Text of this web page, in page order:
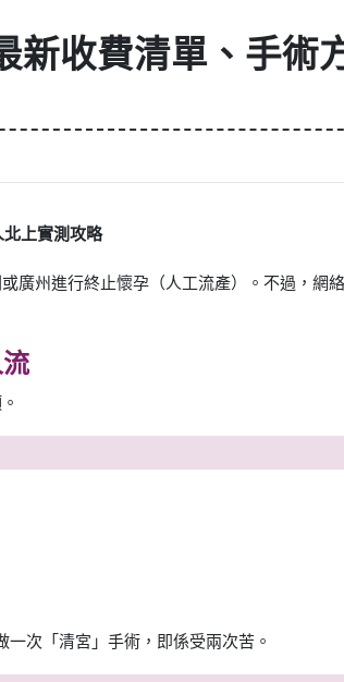
新收費清單、手術
上實測攻略
廣州進行終止懷孕（人工流產）。不過，網
次「清宮」手術，即係受兩次苦。